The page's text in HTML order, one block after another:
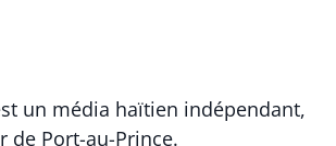
un média haïtien indépendant,
de Port-au-Prince.